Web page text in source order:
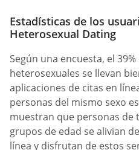
Estadísticas de los
Heterosexual Dating
Según una encuesta, el
heterosexuales se llevan
aplicaciones de citas en
personas del mismo sexo
muestran que personas de
grupos de edad se alivian
línea y disfrutan de estos